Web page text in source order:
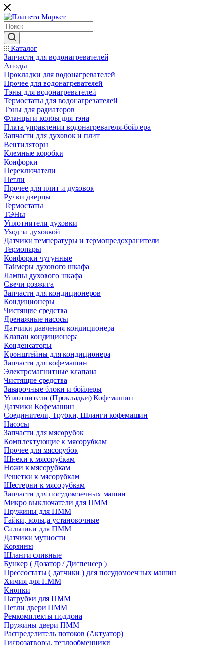
Каталог
Запчасти для водонагревателей
Аноды
Прокладки для водонагревателей
Прочее для водонагревателей
Тэны для водонагревателей
Термостаты для водонагревателей
Тэны для радиаторов
Фланцы и колбы для тэна
Плата управления водонагревателя-бойлера
Запчасти для духовок и плит
Вентиляторы
Клемные коробки
Конфорки
Переключатели
Петли
Прочее для плит и духовок
Ручки дверцы
Термостаты
ТЭНы
Уплотнители духовки
Уход за духовкой
Датчики температуры и термопредохранители
Термопары
Конфорки чугунные
Таймеры духового шкафа
Лампы духового шкафа
Свечи розжига
Запчасти для кондиционеров
Кондиционеры
Чистящие средства
Дренажные насосы
Датчики давления кондиционера
Клапан кондиционера
Конденсаторы
Кронштейны для кондиционера
Запчасти для кофемашин
Электромагнитные клапана
Чистящие средства
Заварочные блоки и бойлеры
Уплотнители (Прокладки) Кофемашин
Датчики Кофемашин
Соединители, Трубки, Шланги кофемашин
Насосы
Запчасти для мясорубок
Комплектующие к мясорубкам
Прочее для мясорубок
Шнеки к мясорубкам
Ножи к мясорубкам
Решетки к мясорубкам
Шестерни к мясорубкам
Запчасти для посудомоечных машин
Микро выключатели для ПММ
Пружины для ПММ
Гайки, кольца установочные
Сальники для ПММ
Датчики мутности
Корзины
Шланги сливные
Бункер ( Дозатор / Диспенсер )
Прессостаты ( датчики ) для посудомоечных машин
Химия для ПММ
Кнопки
Патрубки для ПММ
Петли двери ПММ
Ремкомплекты поддона
Пружины двери ПММ
Распределитель потоков (Актуатор)
Гидрозатворы, теплообменники